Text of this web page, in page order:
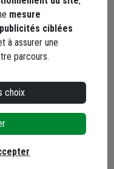
chat Obra
manche
16 cm
Code :
9,55 €
éco-
contribution
le stock
mesure
publicités ciblées
à assurer une
parcours.
choix